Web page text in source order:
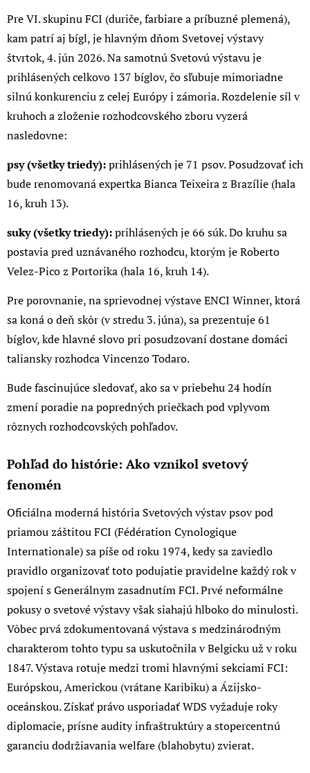
Pre VI. skupinu FCI (duriče, farbiare a príbuzné plemená),
kam patrí aj bígl, je hlavným dňom Svetovej výstavy
štvrtok, 4. jún 2026. Na samotnú Svetovú výstavu je
prihlásených celkovo 137 bíglov, čo sľubuje mimoriadne
silnú konkurenciu z celej Európy i zámoria. Rozdelenie síl v
kruhoch a zloženie rozhodcovského zboru vyzerá
nasledovne:
psy (všetky triedy):prihlásených je 71 psov. Posudzovať ich
bude renomovaná expertka Bianca Teixeira z Brazílie (hala
16, kruh 13).
suky (všetky triedy):prihlásených je 66 súk. Do kruhu sa
postavia pred uznávaného rozhodcu, ktorým je Roberto
Velez-Pico z Portorika (hala 16, kruh 14).
Pre porovnanie, na sprievodnej výstave ENCI Winner, ktorá
sa koná o deň skôr (v stredu 3. júna), sa prezentuje 61
bíglov, kde hlavné slovo pri posudzovaní dostane domáci
taliansky rozhodca Vincenzo Todaro.
Bude fascinujúce sledovať, ako sa v priebehu 24 hodín
zmení poradie na popredných priečkach pod vplyvom
rôznych rozhodcovských pohľadov.
Pohľad do histórie: Ako vznikol svetový
fenomén
Oficiálna moderná história Svetových výstav psov pod
priamou záštitou FCI (Fédération Cynologique
Internationale) sa píše od roku 1974, kedy sa zaviedlo
pravidlo organizovať toto podujatie pravidelne každý rok v
spojení s Generálnym zasadnutím FCI. Prvé neformálne
pokusy o svetové výstavy však siahajú hlboko do minulosti.
Vôbec prvá zdokumentovaná výstava s medzinárodným
charakterom tohto typu sa uskutočnila v Belgicku už v roku
1847. Výstava rotuje medzi tromi hlavnými sekciami FCI:
Európskou, Americkou (vrátane Karibiku) a Ázijsko-
oceánskou. Získať právo usporiadať WDS vyžaduje roky
diplomacie, prísne audity infraštruktúry a stopercentnú
garanciu dodržiavania welfare (blahobytu) zvierat.